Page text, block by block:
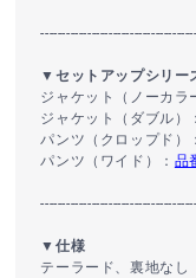
▼セットアップシリー
ジャケット（ノーカラ
ジャケット（ダブル）
パンツ（クロップド）
パンツ（ワイド）： 品
▼仕様
テーラード、裏地なし